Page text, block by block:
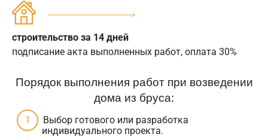
строительство за 14 дней
подписание акта выполненных работ, оплата 30%
Порядок выполнения работ при возведении
дома из бруса:
Выбор готового или разработка
индивидуального проекта.